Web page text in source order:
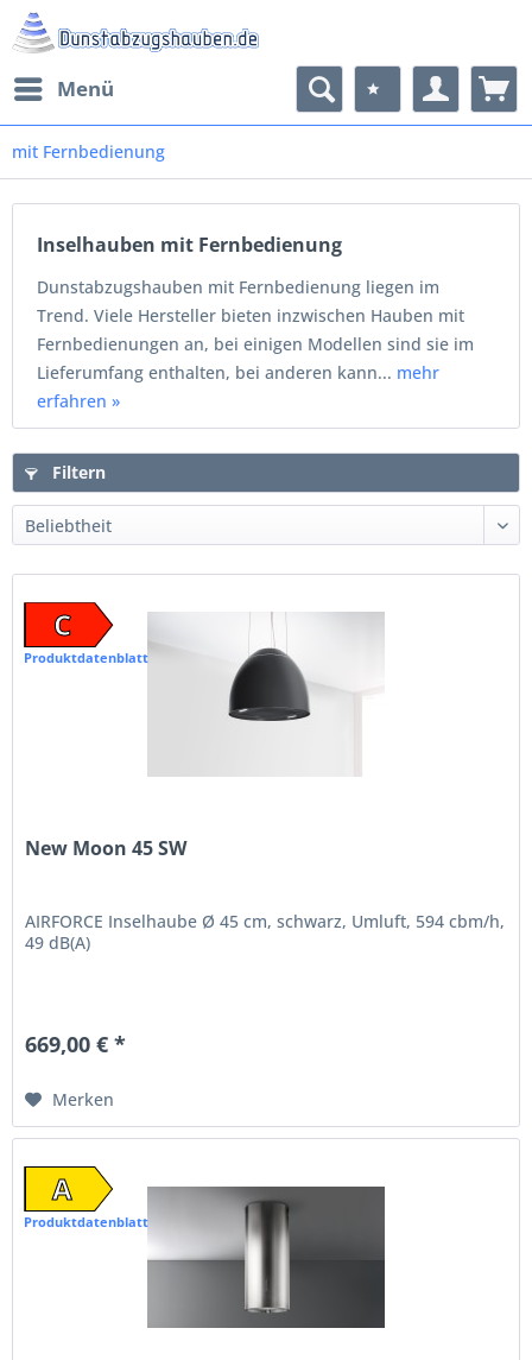
Menü
mit Fernbedienung
Inselhauben mit Fernbedienung
Dunstabzugshauben mit Fernbedienung liegen im
Trend. Viele Hersteller bieten inzwischen Hauben mit
Fernbedienungen an, bei einigen Modellen sind sie im
Lieferumfang enthalten, bei anderen kann... mehr
erfahren »
Filtern
C
Produktdatenblatt
New Moon 45 SW
AIRFORCE Inselhaube Ø 45 cm, schwarz, Umluft, 594 cbm/h,
49 dB(A)
669,00 € *
Merken
A
Produktdatenblatt